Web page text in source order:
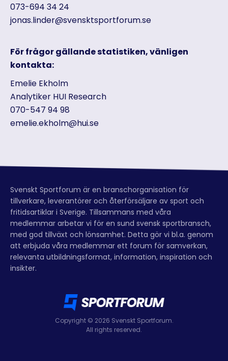
073-694 34 24
jonas.linder@svensktsportforum.se
För frågor gällande statistiken, vänligen
kontakta:
Emelie Ekholm
Analytiker HUI Research
070-547 94 98
emelie.ekholm@hui.se
Svenskt Sportforum är en branschorganisation för
tillverkare, leverantörer och återförsäljare av sport och
fritidsartiklar i Sverige. Tillsammans med våra
medlemmar arbetar vi för en sund svensk sportbransch,
med god tillväxt och lönsamhet. Detta gör vi bl.a. genom
att erbjuda våra medlemmar ett forum för samverkan,
relevanta utbildningsformat, information, inspiration och
insikter.
Copyright © 2026 Svenskt Sportforum.
All rights reserved.